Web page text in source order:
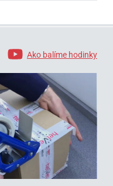
Ako balíme hodinky